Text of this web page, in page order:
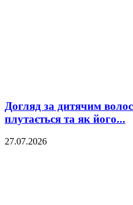
Догляд за дитячим
плутається та як його...
27.07.2026